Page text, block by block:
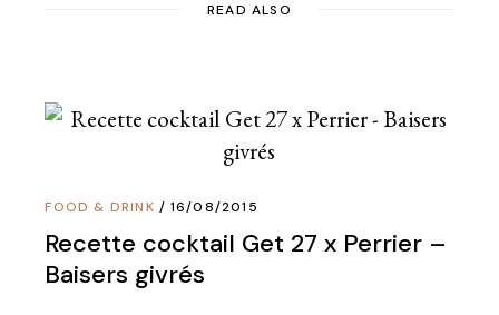
READ ALSO
FOOD & DRINK 16/08/2015
Recette cocktail Get 27 x Perrier –
Baisers givrés